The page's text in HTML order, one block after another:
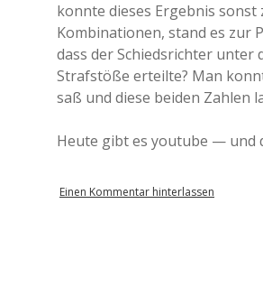
konnte dieses Ergebnis
Kombinationen, stand es zur
dass der Schiedsrichter unter
Strafstöße erteilte? Man
saß und diese beiden Zahlen
Heute gibt es youtube — und
Einen Kommentar hinterlassen